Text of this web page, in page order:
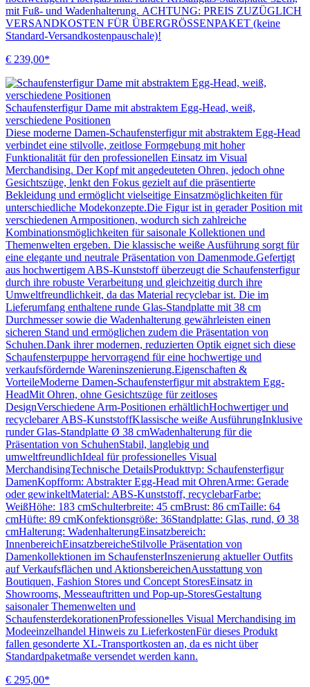
mit Fuß- und Wadenhalterung. ACHTUNG: PREIS ZUZÜGLICH
VERSANDKOSTEN FÜR ÜBERGRÖSSENPAKET (keine
Standard-Versandkostenpauschale)!
€ 239,00*
Schaufensterfigur Dame mit abstraktem Egg-Head, weiß,
verschiedene Positionen
Diese moderne Damen-Schaufensterfigur mit abstraktem Egg-Head
verbindet eine stilvolle, zeitlose Formgebung mit hoher
Funktionalität für den professionellen Einsatz im Visual
Merchandising. Der Kopf mit angedeuteten Ohren, jedoch ohne
Gesichtszüge, lenkt den Fokus gezielt auf die präsentierte
Bekleidung und ermöglicht vielseitige Einsatzmöglichkeiten für
unterschiedliche Modekonzepte.Die Figur ist in gerader Position mit
verschiedenen Armpositionen, wodurch sich zahlreiche
Kombinationsmöglichkeiten für saisonale Kollektionen und
Themenwelten ergeben. Die klassische weiße Ausführung sorgt für
eine elegante und neutrale Präsentation von Damenmode.Gefertigt
aus hochwertigem ABS-Kunststoff überzeugt die Schaufensterfigur
durch ihre robuste Verarbeitung und gleichzeitig durch ihre
Umweltfreundlichkeit, da das Material recyclebar ist. Die im
Lieferumfang enthaltene runde Glas-Standplatte mit 38 cm
Durchmesser sowie die Wadenhalterung gewährleisten einen
sicheren Stand und ermöglichen zudem die Präsentation von
Schuhen.Dank ihrer modernen, reduzierten Optik eignet sich diese
Schaufensterpuppe hervorragend für eine hochwertige und
verkaufsfördernde Wareninszenierung.Eigenschaften &
VorteileModerne Damen-Schaufensterfigur mit abstraktem Egg-
HeadMit Ohren, ohne Gesichtszüge für zeitloses
DesignVerschiedene Arm-Positionen erhältlichHochwertiger und
recyclebarer ABS-KunststoffKlassische weiße AusführungInklusive
runder Glas-Standplatte Ø 38 cmWadenhalterung für die
Präsentation von SchuhenStabil, langlebig und
umweltfreundlichIdeal für professionelles Visual
MerchandisingTechnische DetailsProdukttyp: Schaufensterfigur
DamenKopfform: Abstrakter Egg-Head mit OhrenArme: Gerade
oder gewinkeltMaterial: ABS-Kunststoff, recyclebarFarbe:
WeißHöhe: 183 cmSchulterbreite: 45 cmBrust: 86 cmTaille: 64
cmHüfte: 89 cmKonfektionsgröße: 36Standplatte: Glas, rund, Ø 38
cmHalterung: WadenhalterungEinsatzbereich:
InnenbereichEinsatzbereicheStilvolle Präsentation von
Damenkollektionen im SchaufensterInszenierung aktueller Outfits
auf Verkaufsflächen und AktionsbereichenAusstattung von
Boutiquen, Fashion Stores und Concept StoresEinsatz in
Showrooms, Messeauftritten und Pop-up-StoresGestaltung
saisonaler Themenwelten und
SchaufensterdekorationenProfessionelles Visual Merchandising im
Modeeinzelhandel Hinweis zu LieferkostenFür dieses Produkt
fallen gesonderte XL-Transportkosten an, da es nicht über
Standardpaketmaße versendet werden kann.
€ 295,00*